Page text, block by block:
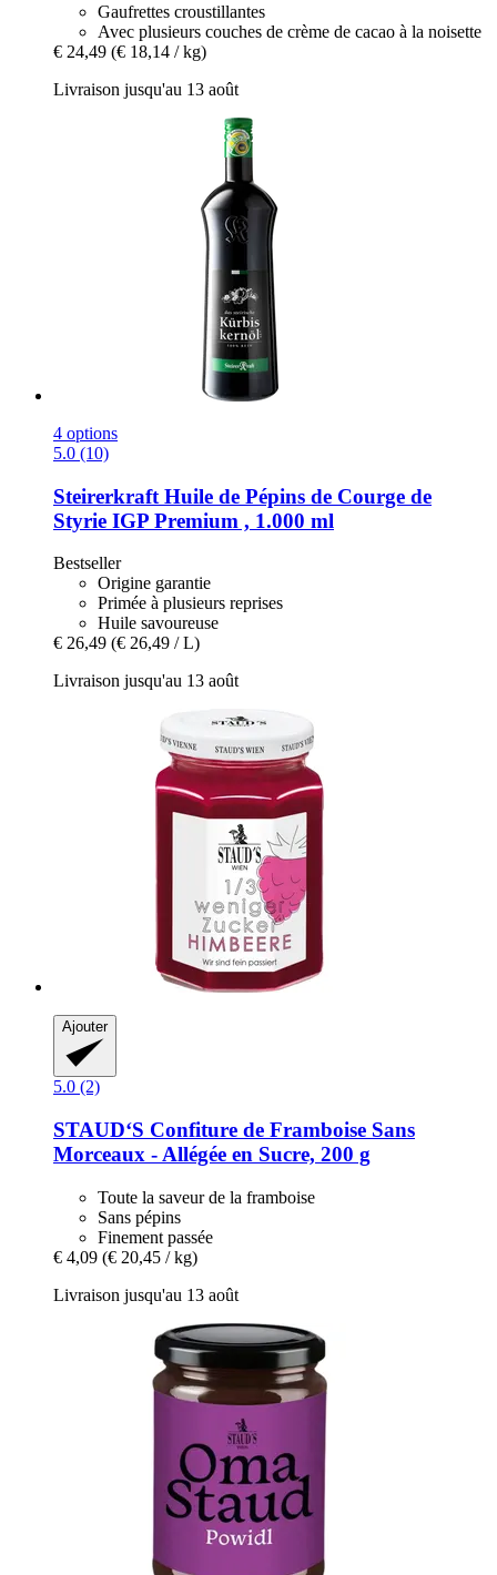
Gaufrettes croustillantes
Avec plusieurs couches de crème de cacao à la noisette
€ 24,49 (€ 18,14 / kg)
Livraison jusqu'au 13 août
4 options
5.0 (10)
Steirerkraft Huile de Pépins de Courge de
Styrie IGP Premium , 1.000 ml
Bestseller
Origine garantie
Primée à plusieurs reprises
Huile savoureuse
€ 26,49 (€ 26,49 / L)
Livraison jusqu'au 13 août
Ajouter
5.0 (2)
STAUD‘S Confiture de Framboise Sans
Morceaux -​ Allégée en Sucre, 200 g
Toute la saveur de la framboise
Sans pépins
Finement passée
€ 4,09 (€ 20,45 / kg)
Livraison jusqu'au 13 août